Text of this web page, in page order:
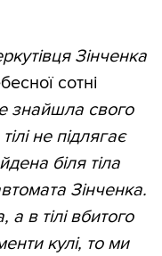
Зінченка
сотні
знайшла свого
не підлягає
біля тіла
Зінченка.
в тілі вбитого
кулі, то ми